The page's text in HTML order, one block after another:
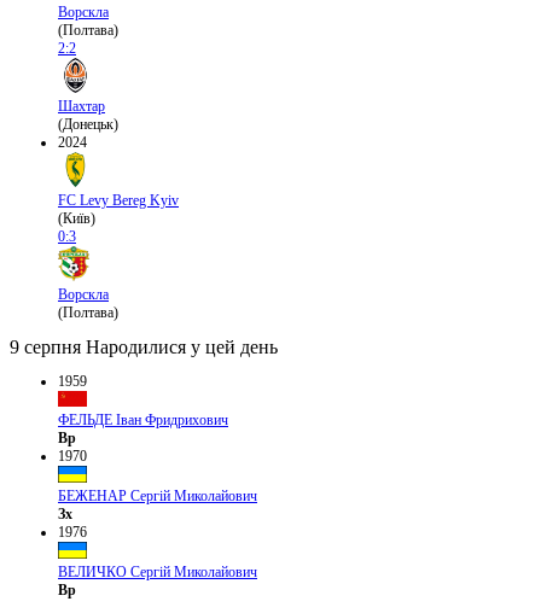
Ворскла
(Полтава)
2:2
Шахтар
(Донецьк)
2024
FC Levy Bereg Kyiv
(Київ)
0:3
Ворскла
(Полтава)
9 серпня Народилися у цей день
1959
ФЕЛЬДЕ Іван Фридрихович
Вр
1970
БЕЖЕНАР Сергій Миколайович
Зх
1976
ВЕЛИЧКО Сергій Миколайович
Вр